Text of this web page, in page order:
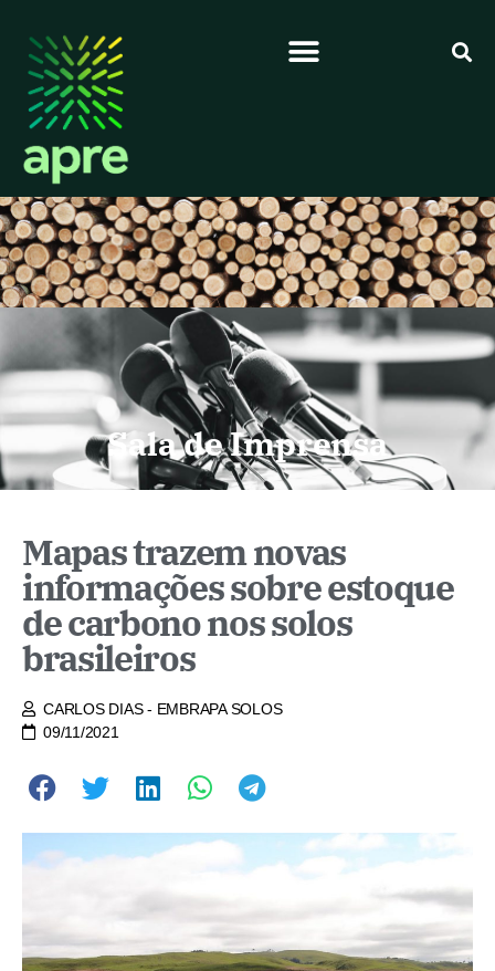
Sala de Imprensa
Mapas trazem novas
informações sobre estoque
de carbono nos solos
brasileiros
CARLOS DIAS - EMBRAPA SOLOS
09/11/2021